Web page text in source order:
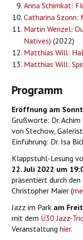
Anna Schimkat:
Catharina Szonn:
Martin Wenzel:
Natives) (2022)
Matthias Will:
Matthias Will:
Programm
Eröffnung am
Grußworte: Dr.
von Stechow,
Einführung: Dr. Isa
Klappstuhl-Lesung
22. Juli 2022 um
präsentiert durch den
Christopher Maier (
Jazz im Park am
mit dem Ü30 Jazz-
Veranstaltung hier.